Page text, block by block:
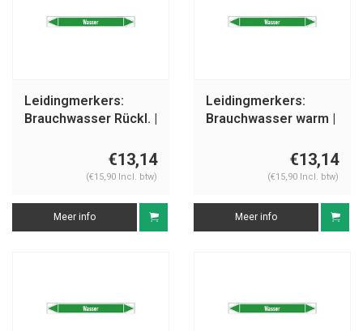
Leidingmerkers:
Brauchwasser Rückl. |
€13,14
(€15,90 Incl. btw)
Meer info
Leidingmerkers:
Brauchwasser warm |
€13,14
(€15,90 Incl. btw)
Meer info